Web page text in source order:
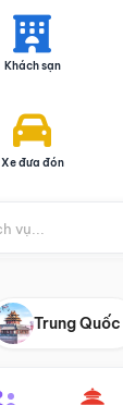
Khách sạn
Xe đưa đón
Trung Quốc